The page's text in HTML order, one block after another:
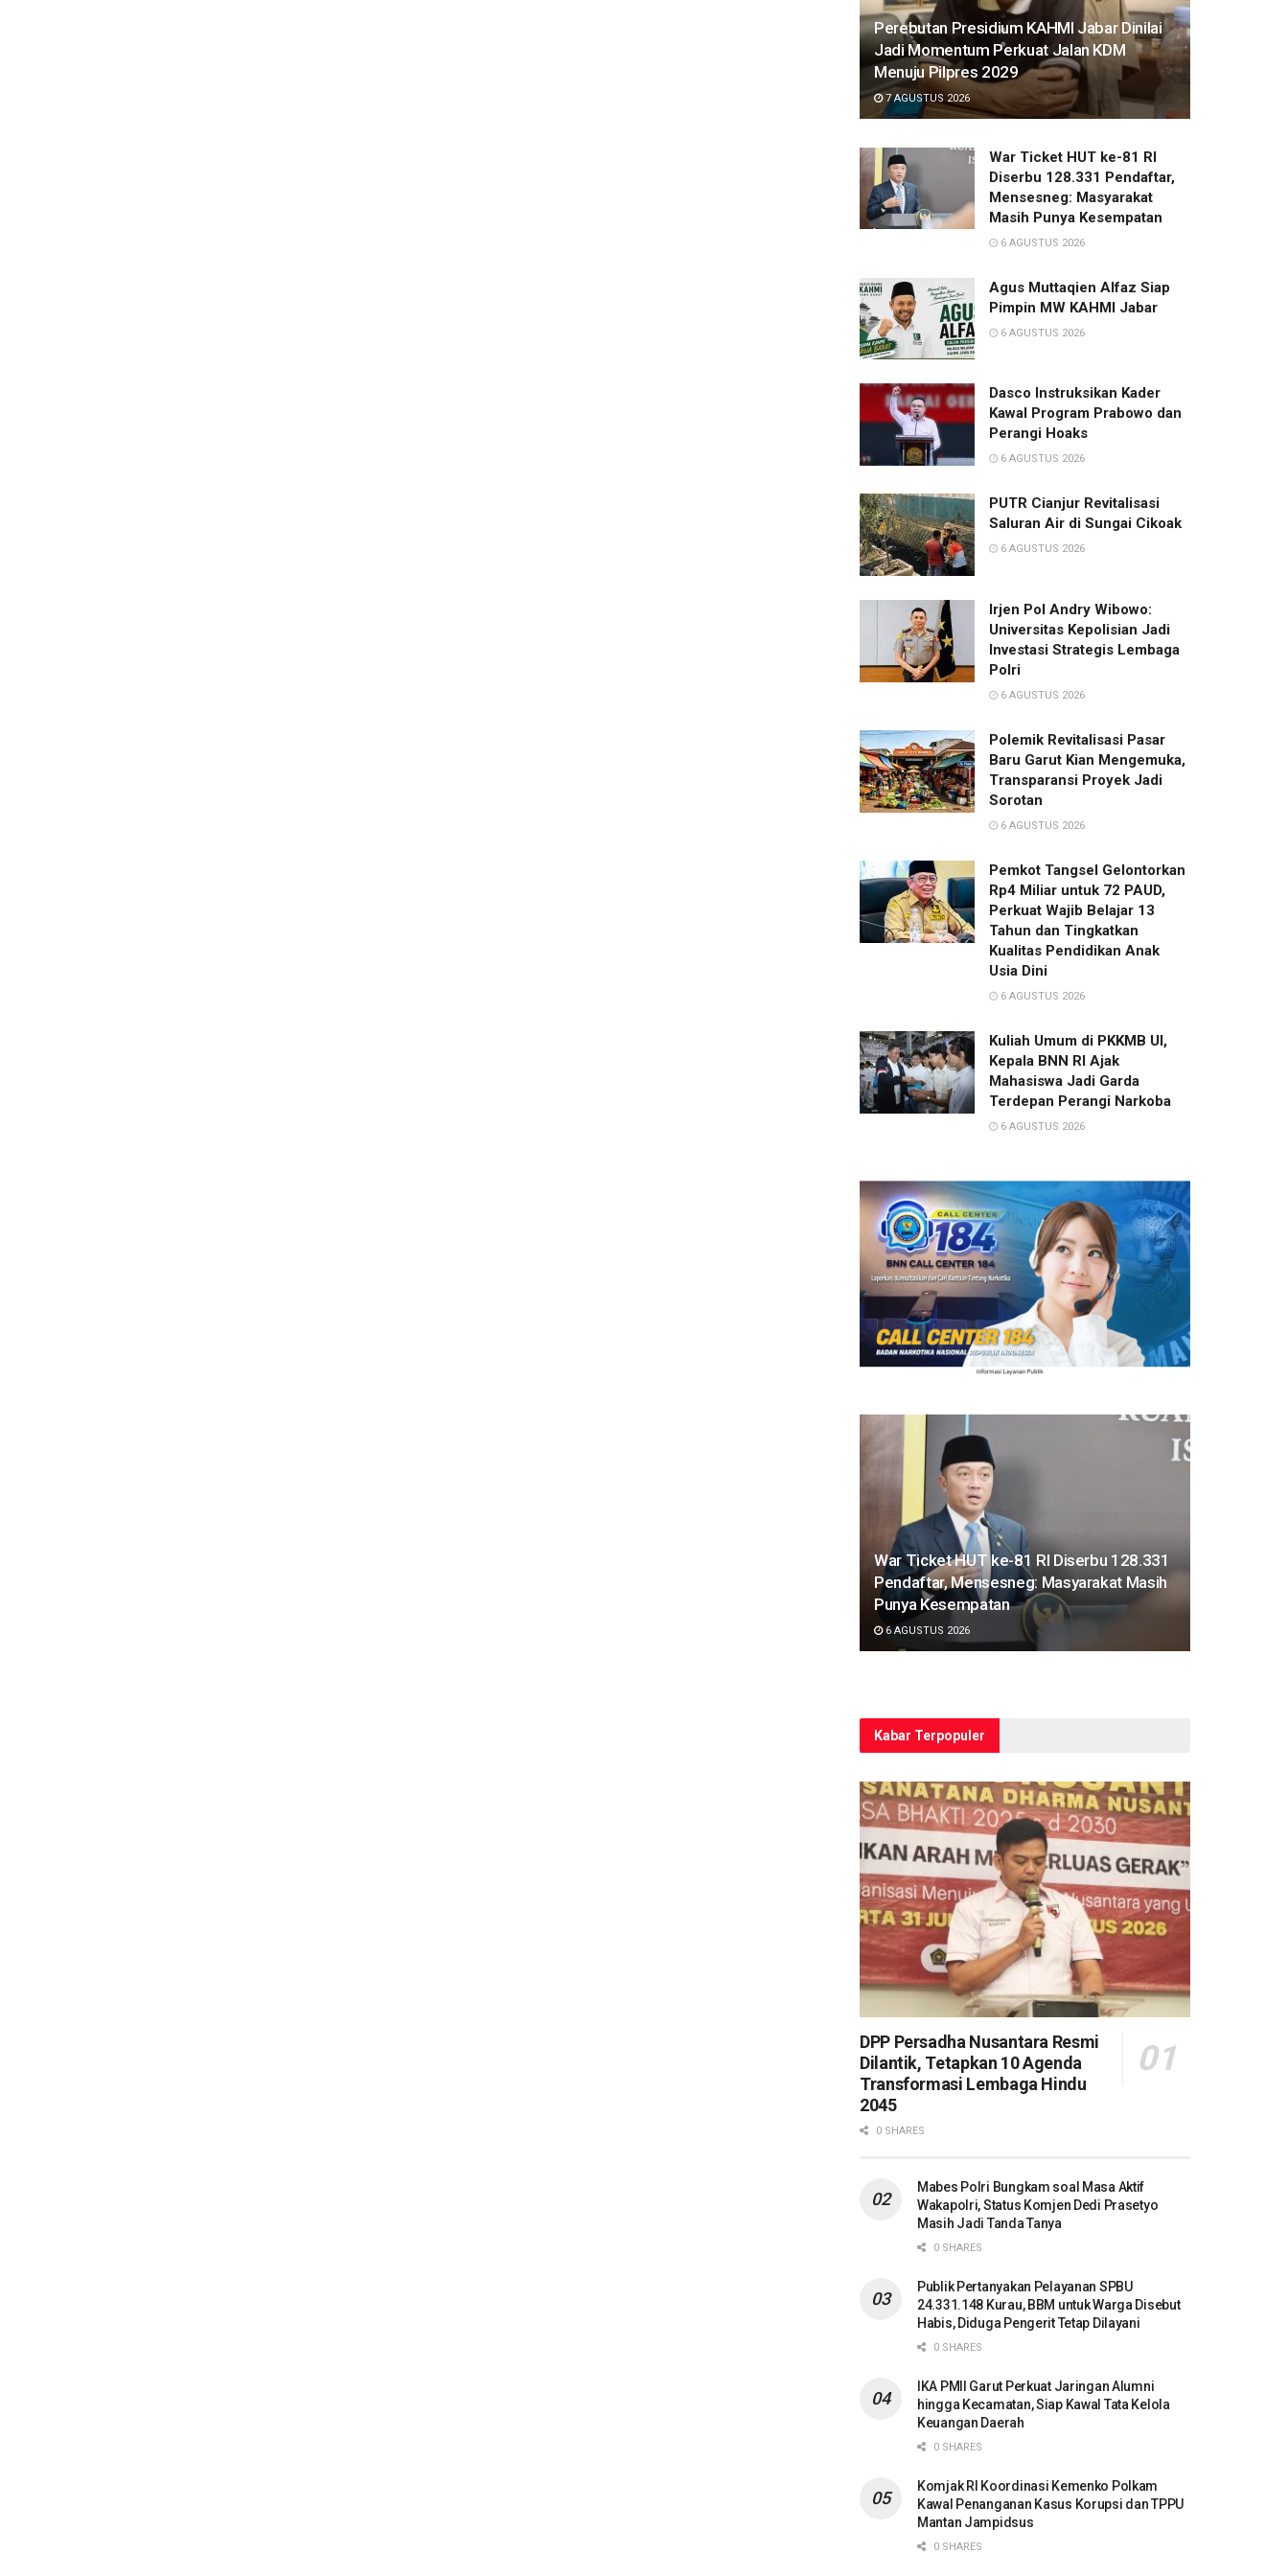
Perebutan Presidium KAHMI Jabar Dinilai
Jadi Momentum Perkuat Jalan KDM
Menuju Pilpres 2029
7 AGUSTUS 2026
War Ticket HUT ke-81 RI
Diserbu 128.331 Pendaftar,
Mensesneg: Masyarakat
Masih Punya Kesempatan
6 AGUSTUS 2026
Agus Muttaqien Alfaz Siap
Pimpin MW KAHMI Jabar
6 AGUSTUS 2026
Dasco Instruksikan Kader
Kawal Program Prabowo dan
Perangi Hoaks
6 AGUSTUS 2026
PUTR Cianjur Revitalisasi
Saluran Air di Sungai Cikoak
6 AGUSTUS 2026
Irjen Pol Andry Wibowo:
Universitas Kepolisian Jadi
Investasi Strategis Lembaga
Polri
6 AGUSTUS 2026
Polemik Revitalisasi Pasar
Baru Garut Kian Mengemuka,
Transparansi Proyek Jadi
Sorotan
6 AGUSTUS 2026
Pemkot Tangsel Gelontorkan
Rp4 Miliar untuk 72 PAUD,
Perkuat Wajib Belajar 13
Tahun dan Tingkatkan
Kualitas Pendidikan Anak
Usia Dini
6 AGUSTUS 2026
Kuliah Umum di PKKMB UI,
Kepala BNN RI Ajak
Mahasiswa Jadi Garda
Terdepan Perangi Narkoba
6 AGUSTUS 2026
War Ticket HUT ke-81 RI Diserbu 128.331
Pendaftar, Mensesneg: Masyarakat Masih
Punya Kesempatan
6 AGUSTUS 2026
Kabar Terpopuler
DPP Persadha Nusantara Resmi
Dilantik, Tetapkan 10 Agenda
Transformasi Lembaga Hindu
2045
0 SHARES
Mabes Polri Bungkam soal Masa Aktif
Wakapolri, Status Komjen Dedi Prasetyo
Masih Jadi Tanda Tanya
0 SHARES
Publik Pertanyakan Pelayanan SPBU
24.331.148 Kurau, BBM untuk Warga Disebut
Habis, Diduga Pengerit Tetap Dilayani
0 SHARES
IKA PMII Garut Perkuat Jaringan Alumni
hingga Kecamatan, Siap Kawal Tata Kelola
Keuangan Daerah
0 SHARES
Komjak RI Koordinasi Kemenko Polkam
Kawal Penanganan Kasus Korupsi dan TPPU
Mantan Jampidsus
0 SHARES